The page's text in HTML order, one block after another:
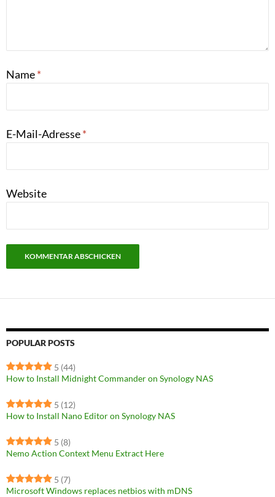
Name*
E-Mail-Adresse*
Website
POPULAR POSTS
5 (44)
How to Install Midnight Commander on Synology NAS
5 (12)
How to Install Nano Editor on Synology NAS
5 (8)
Nemo Action Context Menu Extract Here
5 (7)
Microsoft Windows replaces netbios with mDNS